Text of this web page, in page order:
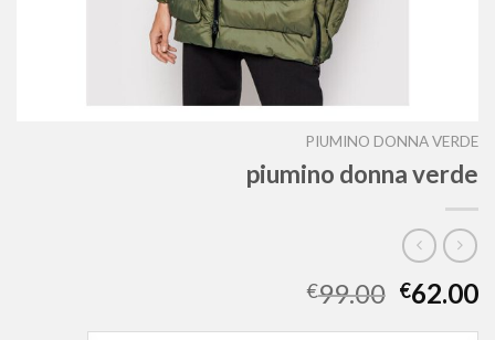
PIUMINO DONNA VERDE
piumino donna verde
€99.00 €62.00